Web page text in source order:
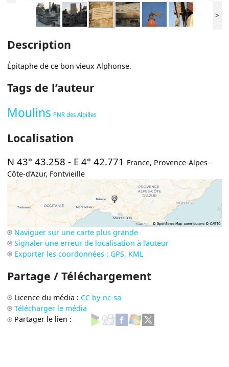
>
Description
Épitaphe de ce bon vieux Alphonse.
Tags de l’auteur
Moulins PNR des Alpilles
Localisation
N 43° 43.258 - E 4° 42.771 France, Provence-Alpes-
Côte-d’Azur, Fontvieille
Naviguer sur une carte plus grande
Signaler une erreur de localisation à l’auteur
Exporter les coordonnées : GPS, KML
Partage / Téléchargement
Licence du média : CC by-nc-sa
Télécharger le média
Partager le lien :